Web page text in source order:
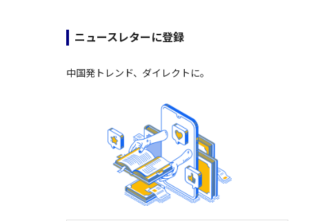
ニュースレターに登録
中国発トレンド、ダイレクトに。